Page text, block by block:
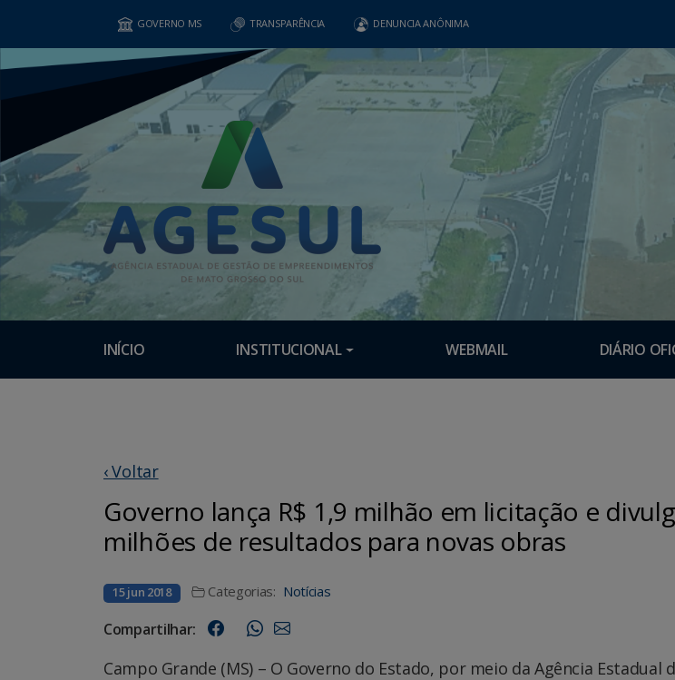
GOVERNO MS TRANSPARÊNCIA DENUNCIA ANÔNIMA
INÍCIO INSTITUCIONAL WEBMAIL DIÁRIO
‹ Voltar
Governo lança R$ 1,9 milhão em licitação e
milhões de resultados para novas obras
15 jun 2018 Categorias: Notícias
Compartilhar:
Campo Grande (MS) – O Governo do Estado, por meio da Agência Estadual